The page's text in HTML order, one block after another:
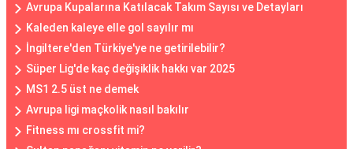
Avrupa Kupalarına Katılacak Takım Sayısı ve Detayları
Kaleden kaleye elle gol sayılır mı
İngiltere'den Türkiye'ye ne getirilebilir?
Süper Lig'de kaç değişiklik hakkı var 2025
MS1 2.5 üst ne demek
Avrupa ligi maçkolik nasıl bakılır
Fitness mı crossfit mi?